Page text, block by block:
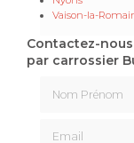
Vaison-la-
Contactez-
par carrossier